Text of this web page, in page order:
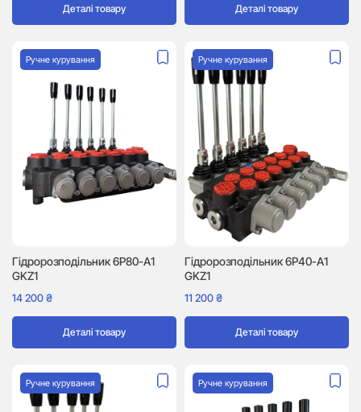
Деталі товару Деталі товару
Гідророзподільник 6P80-A1
GKZ1
14 200₴
Деталі товару
Ручне курування
Гідророзподільник 6P40-A1
GKZ1
11 200₴
Деталі товару
Ручне курування
Ручне курування Ручне курування